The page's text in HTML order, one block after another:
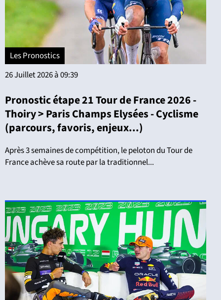
Les Pronostics
26 Juillet 2026 à 09:39
Pronostic étape 21 Tour de France 2026 -
Thoiry > Paris Champs Elysées - Cyclisme
(parcours, favoris, enjeux...)
Après 3 semaines de compétition, le peloton du Tour de
France achève sa route par la traditionnel...